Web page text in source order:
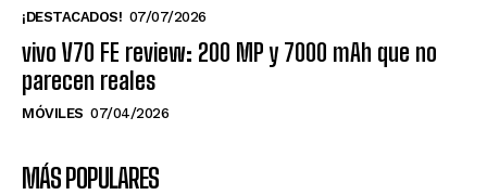
¡DESTACADOS! 07/07/2026
vivo V70 FE review: 200 MP y 7000 mAh que no
parecen reales
MÓVILES 07/04/2026
MÁS POPULARES